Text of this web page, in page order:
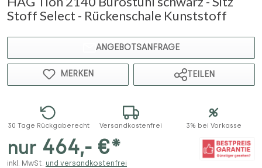
Stoff Select - Rückenschale Kunststoff
ANGEBOTSANFRAGE
MERKEN TEILEN
30 Tage Rückgaberecht Versandkostenfrei 3% bei Vorkasse
nur 464,- €*
inkl. MwSt. und versandkostenfrei